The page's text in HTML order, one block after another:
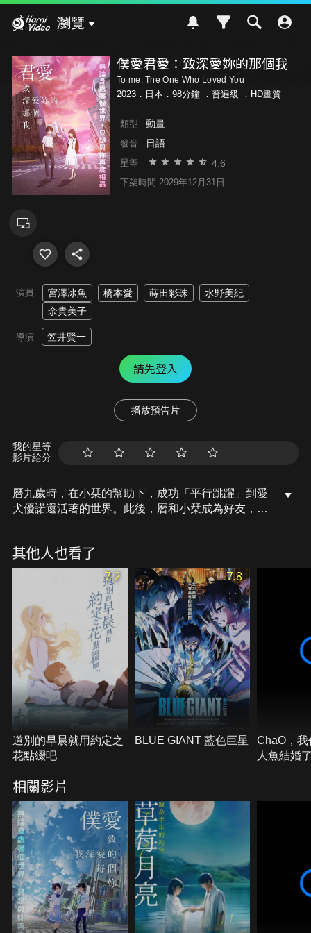
瀏覽
僕愛君愛：致深愛妳的那個我
To me, The One Who Loved You
2023．日本．98分鐘 ． 普遍級 ．HD畫質
類型 動畫
發音 日語
星等 4.6
下架時間 2029年12月31日
演員 宮澤冰魚 橋本愛 蒔田彩珠
水野美紀
余貴美子
導演 笠井賢一
請先登入
播放預告片
我的星等
影片給分
曆九歲時，在小栞的幫助下，成功「平行跳躍」到愛
犬優諾還活著的世界。此後，曆和小栞成為好友，也
個平行世界，為自己幸福的未來放手一搏。曆在一片
黑暗中醒來，但卻感覺臂彎裡的小栞，已經失去了意
其他人也看了
7.2
道別的早晨就用約定之
花點綴吧
7.8
BLUE GIANT 藍色巨星
ChaO，
人魚結婚
相關影片